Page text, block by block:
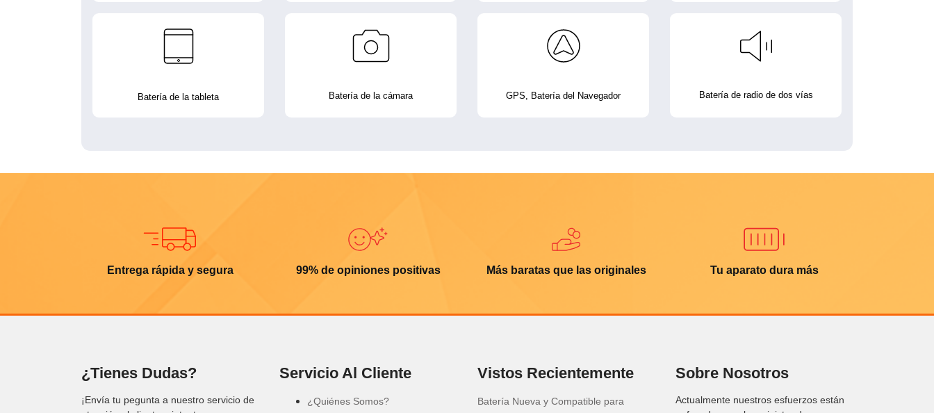
Batería de la tableta Batería de la cámara GPS, Batería del Navegador Batería de radio de dos vías
Entrega rápida y segura 99% de opiniones positivas Más baratas que las originales Tu aparato dura más
¿Tienes Dudas?
¡Envía tu pegunta a nuestro servicio de
Servicio Al Cliente
¿Quiénes Somos?
Vistos Recientemente
Batería Nueva y Compatible para
Sobre Nosotros
Actualmente nuestros esfuerzos están